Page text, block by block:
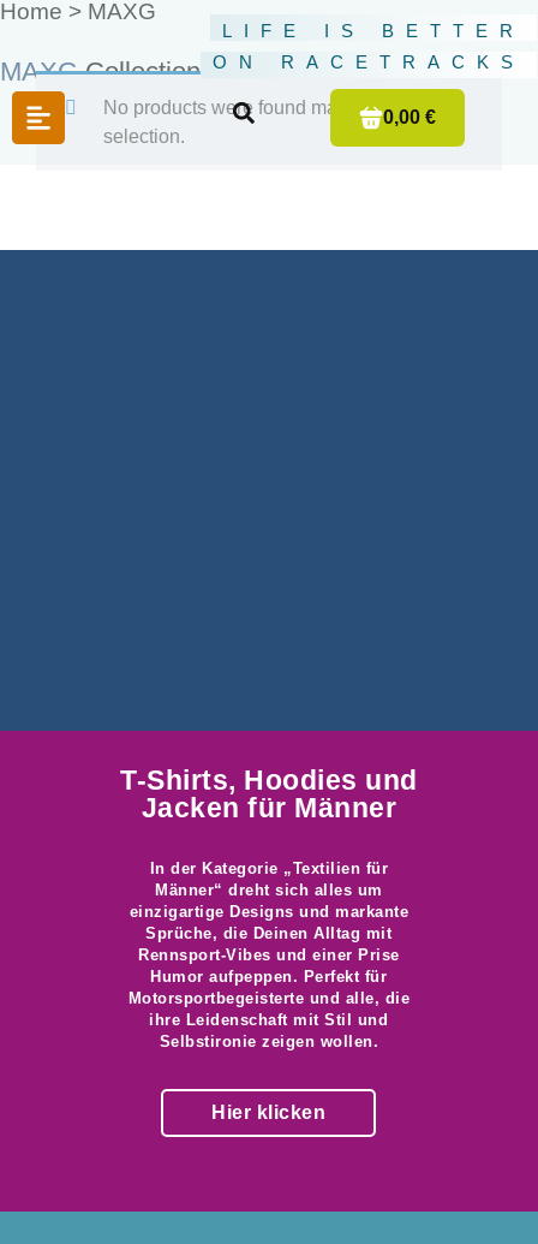
LIFE IS BETTER
ON RACETRACKS
0,00 €
Home > MAXG
MAXGCollection
No products were found matching your
selection.
T-Shirts, Hoodies und
Jacken für Männer
In der Kategorie „Textilien für
Männer“ dreht sich alles um
einzigartige Designs und markante
Sprüche, die Deinen Alltag mit
Rennsport-Vibes und einer Prise
Humor aufpeppen. Perfekt für
Motorsportbegeisterte und alle, die
ihre Leidenschaft mit Stil und
Selbstironie zeigen wollen.
Hier klicken